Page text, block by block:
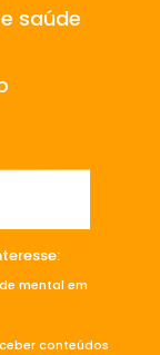
saúde
mental em
conteúdos